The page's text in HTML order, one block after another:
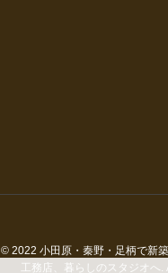
© 2022 小田原・秦野・足柄で新
工務店、暮らしのスタジオへ